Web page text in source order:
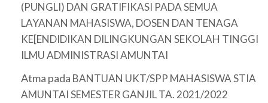
(PUNGLI) DAN GRATIFIKASI PADA SEMUA
LAYANAN MAHASISWA, DOSEN DAN TENAGA
KE[ENDIDIKAN DILINGKUNGAN SEKOLAH TINGGI
ILMU ADMINISTRASI AMUNTAI
Atma pada BANTUAN UKT/SPP MAHASISWA STIA
AMUNTAI SEMESTER GANJIL TA. 2021/2022